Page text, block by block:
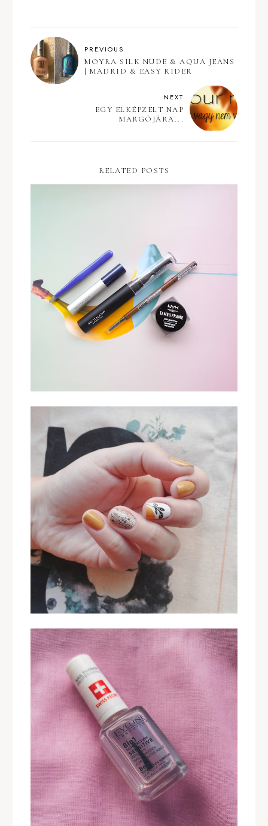
PREVIOUS
MOYRA SILK NUDE & AQUA JEANS
| MADRID & EASY RIDER
NEXT
EGY ELKÉPZELT NAP
MARGÓJÁRA...
RELATED POSTS